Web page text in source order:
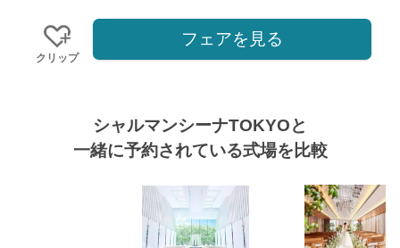
クリップ
フェアを見る
シャルマンシーナTOKYOと
一緒に予約されている式場を比較